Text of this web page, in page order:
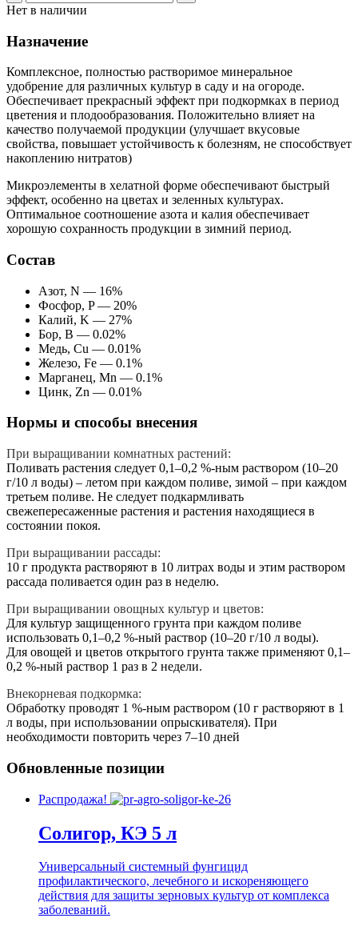
Нет в наличии
Назначение
Комплексное, полностью растворимое минеральное
удобрение для различных культур в саду и на огороде.
Обеспечивает прекрасный эффект при подкормках в период
цветения и плодообразования. Положительно влияет на
качество получаемой продукции (улучшает вкусовые
свойства, повышает устойчивость к болезням, не способствует
накоплению нитратов)
Микроэлементы в хелатной форме обеспечивают быстрый
эффект, особенно на цветах и зеленных культурах.
Оптимальное соотношение азота и калия обеспечивает
хорошую сохранность продукции в зимний период.
Состав
Азот, N — 16%
Фосфор, P — 20%
Калий, K — 27%
Бор, B — 0.02%
Медь, Cu — 0.01%
Железо, Fe — 0.1%
Марганец, Mn — 0.1%
Цинк, Zn — 0.01%
Нормы и способы внесения
При выращивании комнатных растений:
Поливать растения следует 0,1–0,2 %-ным раствором (10–20
г/10 л воды) – летом при каждом поливе, зимой – при каждом
третьем поливе. Не следует подкармливать
свежепересаженные растения и растения находящиеся в
состоянии покоя.
При выращивании рассады:
10 г продукта растворяют в 10 литрах воды и этим раствором
рассада поливается один раз в неделю.
При выращивании овощных культур и цветов:
Для культур защищенного грунта при каждом поливе
использовать 0,1–0,2 %-ный раствор (10–20 г/10 л воды).
Для овощей и цветов открытого грунта также применяют 0,1–
0,2 %-ный раствор 1 раз в 2 недели.
Внекорневая подкормка:
Обработку проводят 1 %-ным раствором (10 г растворяют в 1
л воды, при использовании опрыскивателя). При
необходимости повторить через 7–10 дней
Обновленные позиции
Распродажа!
Солигор, КЭ 5 л
Универсальный системный фунгицид
профилактического, лечебного и искореняющего
действия для защиты зерновых культур от комплекса
заболеваний.